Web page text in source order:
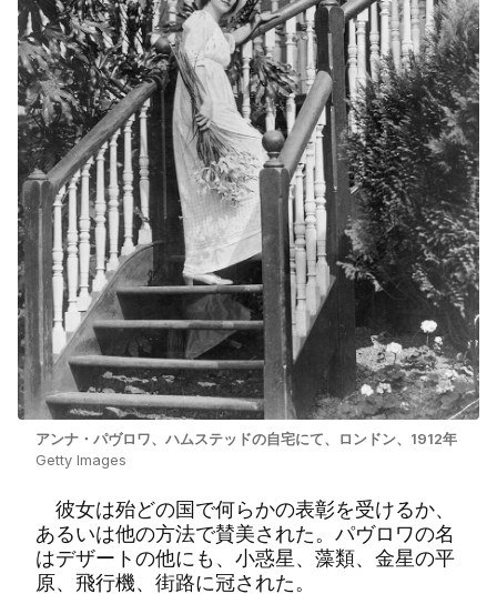
アンナ・パヴロワ、ハムステッドの自宅にて、ロンドン、1912年
Getty Images
彼女は殆どの国で何らかの表彰を受けるか、
あるいは他の方法で賛美された。パヴロワの名
はデザートの他にも、小惑星、藻類、金星の平
原、飛行機、街路に冠された。